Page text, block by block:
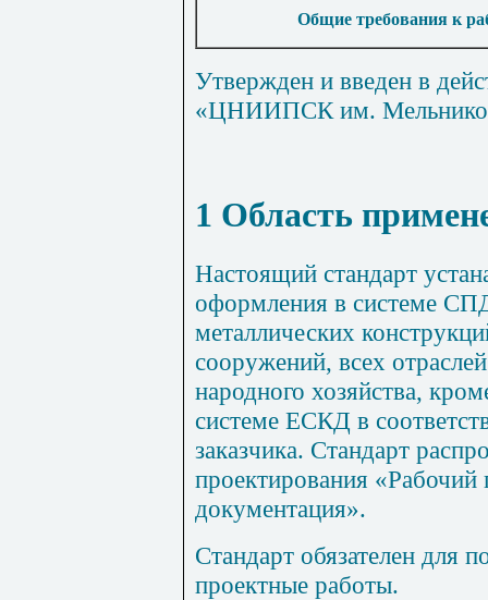
Общие требования к
Утвержден и введен в
«ЦНИИПСК им.
1 Область
Настоящий стандарт
оформления в системе
металлических
сооружений, всех
народного хозяйства,
системе ЕСКД в
заказчика. Стандарт
проектирования «Рабочий
документация».
Стандарт обязателен для
проектные работы.